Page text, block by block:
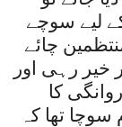
لیے سوچے
چائے
خیر رہی اور
کا
تھا کہ